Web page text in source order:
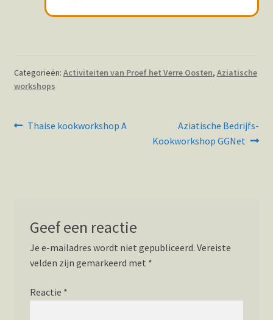
Categorieën: Activiteiten van Proef het Verre Oosten, Aziatische
workshops
Bericht
Vorig
Thaise kookworkshop A
Volgend
bericht:
Aziatische Bedrijfs-
Kookworkshop GGNet
Geef een reactie
Je e-mailadres wordt niet gepubliceerd. Vereiste
velden zijn gemarkeerd met *
Reactie *